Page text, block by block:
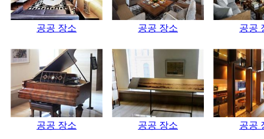
공공 장소 공공 장소 공공
공공 장소 공공 장소 공공